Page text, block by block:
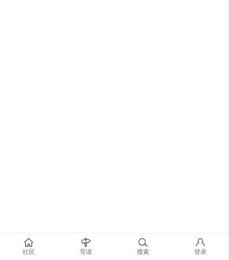
社区 导读 搜索 登录